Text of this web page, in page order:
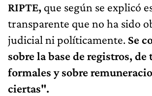
RIPTE, que según se explicó
transparente que no ha sido
judicial ni políticamente. Se
sobre la base de registros, de
formales y sobre
ciertas".